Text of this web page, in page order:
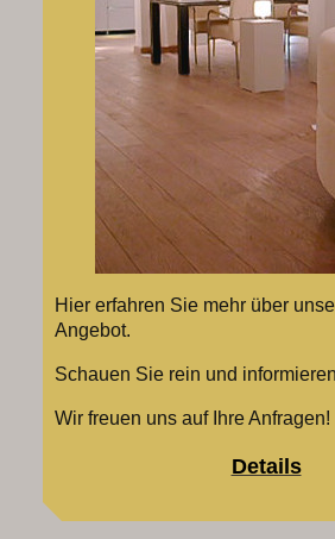
Hier erfahren Sie mehr über
Angebot.
Schauen Sie rein und
Wir freuen uns auf Ihre Anfragen!
Details